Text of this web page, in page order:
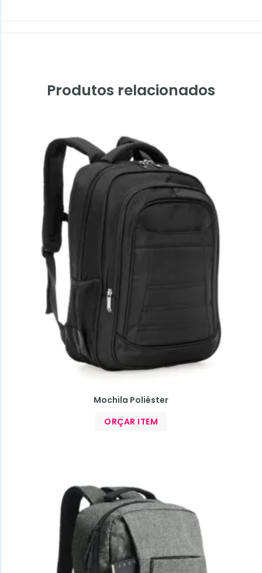
Produtos relacionados
Mochila Poliéster
ORÇAR ITEM